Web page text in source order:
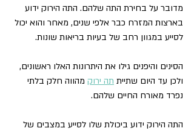
מדובר על בחירת התה שלהם. התה הירוק ידוע
בארצות המזרח כבר אלפי שנים, מאחר והוא יכול
לסייע במגוון רחב של בעיות בריאות שונות.
הסינים והיפנים גילו את היתרונות האלו ראשונים,
ולכן עד היום שתיית תה ירוק מהווה חלק בלתי
נפרד מאורח החיים שלהם.
התה הירוק ידוע ביכולת שלו לסייע במצבים של